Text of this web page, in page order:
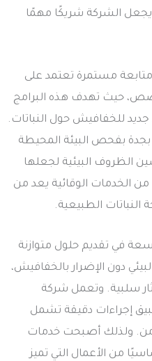
يجعل الشركة شريكًا مهمًا
متابعة مستمرة تعتمد على
حيث تهدف هذه البرامج
للخفافيش حول النباتات.
بفحص البيئة المحيطة
الظروف البيئية لجعلها
الخدمات الوقائية يعد من
الطبيعية.
في تقديم حلول متوازنة
دون الإضرار بالخفافيش،
سلبية. وتعمل شركة
إجراءات دقيقة تشمل
ولذلك أصبحت خدمات
من الأعمال التي تميز